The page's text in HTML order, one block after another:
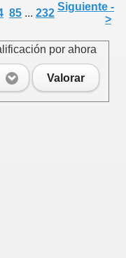
85 ... 232
Siguiente -
>
por ahora
Valorar